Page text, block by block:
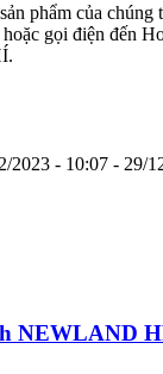
phẩm của
gọi điện đến
2023 - 10:07 - 29/
NEWLAND